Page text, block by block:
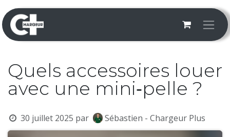
Se rendre au contenu
Quels accessoires louer
avec une mini‑pelle ?
30 juillet 2025 par Sébastien - Chargeur Plus